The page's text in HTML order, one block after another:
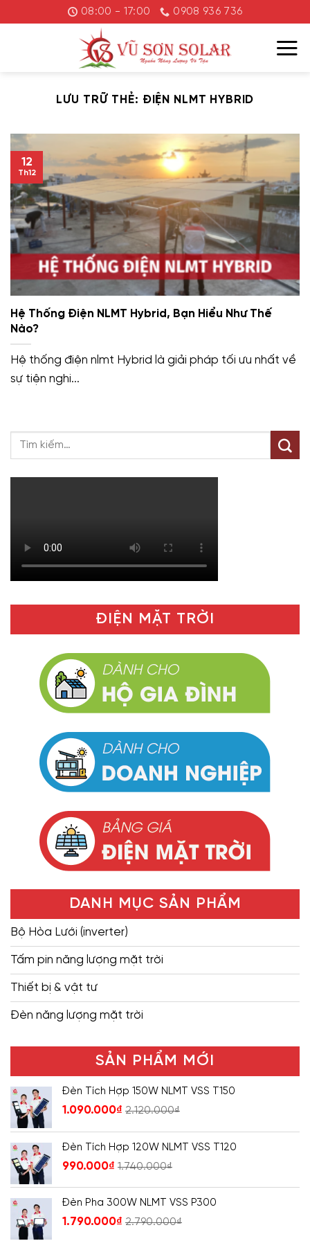
đến
08:00 - 17:00 0908 936 736
LƯU TRỮ THẺ: ĐIỆN NLMT HYBRID
Hệ Thống Điện NLMT Hybrid, Bạn Hiểu Như Thế
Nào?
Hệ thống điện nlmt Hybrid là giải pháp tối ưu nhất về
sự tiện nghi...
12
Th12
ĐIỆN MẶT TRỜI
DANH MỤC SẢN PHẨM
Bộ Hòa Lưới (inverter)
Tấm pin năng lượng mặt trời
Thiết bị & vật tư
Đèn năng lượng mặt trời
SẢN PHẨM MỚI
Đèn Tích Hợp 150W NLMT VSS T150
1.090.000₫ 2.120.000₫
Đèn Tích Hợp 120W NLMT VSS T120
990.000₫ 1.740.000₫
Đèn Pha 300W NLMT VSS P300
1.790.000₫ 2.790.000₫